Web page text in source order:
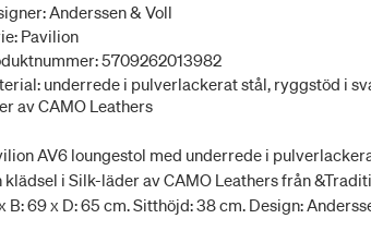
Anderssen & Voll
Pavilion
5709262013982
underrede i pulverlackerat stål, ryggstöd i
av CAMO Leathers
AV6 loungestol med underrede i
klädsel i Silk-läder av CAMO Leathers från
B: 69 x D: 65 cm. Sitthöjd: 38 cm. Design: